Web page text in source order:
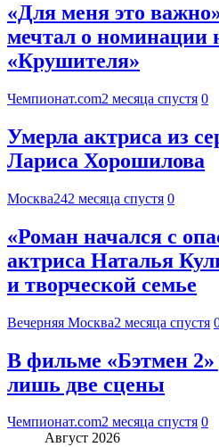
«Для меня это
мечтал о номинации
«Крушителя»
Чемпионат.com2 месяца спустя 0
Умерла актриса из
Лариса Хорошилова
Москва242 месяца спустя 0
«Роман начался с
актриса Наталья
и творческой семье
Вечерняя Москва2 месяца спустя
В фильме «Бэтмен 2»
лишь две сцены
Чемпионат.com2 месяца спустя 0
Август 2026